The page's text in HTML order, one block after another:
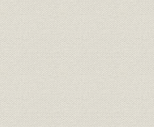
養老保険掛金表 保険金百円ニ付
利益分配ナシ
子女教育資掛金表 資金百円ニ付